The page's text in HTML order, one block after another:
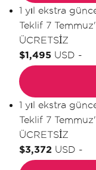
1 yıl ekstra
Teklif 7
ÜCRETSİZ
$1,495 USD -
1 yıl ekstra
Teklif 7
ÜCRETSİZ
$3,372 USD -